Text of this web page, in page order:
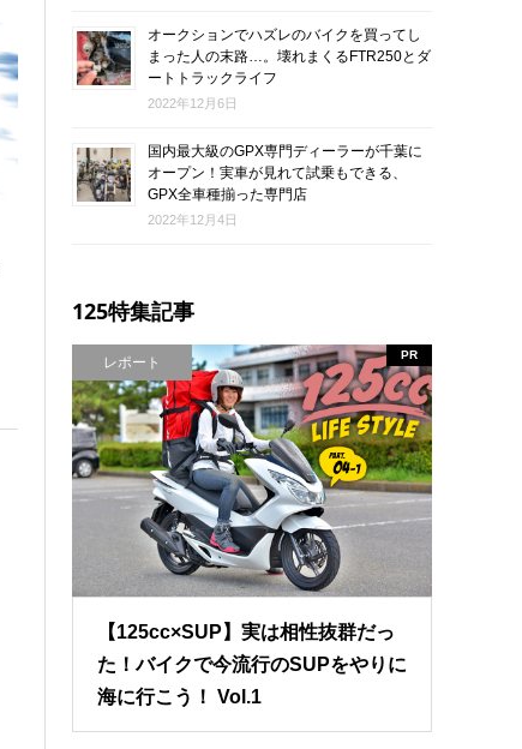
オークションでハズレのバイクを買ってし
まった人の末路…。壊れまくるFTR250とダ
ートトラックライフ
2022年12月6日
国内最大級のGPX専門ディーラーが千葉に
オープン！実車が見れて試乗もできる、
GPX全車種揃った専門店
2022年12月4日
125特集記事
レポート PR
【125cc×SUP】実は相性抜群だっ
た！バイクで今流行のSUPをやりに
海に行こう！ Vol.1